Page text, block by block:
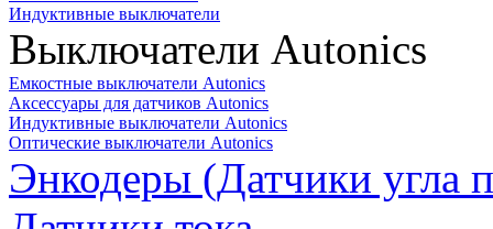
Индуктивные выключатели
Выключатели Autonics
Емкостные выключатели Autonics
Аксессуары для датчиков Autonics
Индуктивные выключатели Autonics
Оптические выключатели Autonics
Энкодеры (Датчики угла